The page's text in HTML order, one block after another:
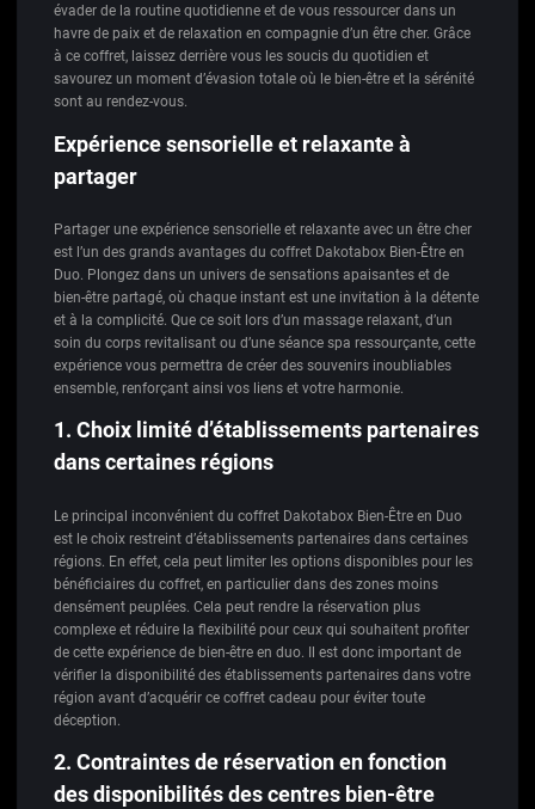
évader de la routine quotidienne et de vous ressourcer dans un
havre de paix et de relaxation en compagnie d’un être cher. Grâce
à ce coffret, laissez derrière vous les soucis du quotidien et
savourez un moment d’évasion totale où le bien-être et la sérénité
sont au rendez-vous.
Expérience sensorielle et relaxante à
partager
Partager une expérience sensorielle et relaxante avec un être cher
est l’un des grands avantages du coffret Dakotabox Bien-Être en
Duo. Plongez dans un univers de sensations apaisantes et de
bien-être partagé, où chaque instant est une invitation à la détente
et à la complicité. Que ce soit lors d’un massage relaxant, d’un
soin du corps revitalisant ou d’une séance spa ressourçante, cette
expérience vous permettra de créer des souvenirs inoubliables
ensemble, renforçant ainsi vos liens et votre harmonie.
1. Choix limité d’établissements partenaires
dans certaines régions
Le principal inconvénient du coffret Dakotabox Bien-Être en Duo
est le choix restreint d’établissements partenaires dans certaines
régions. En effet, cela peut limiter les options disponibles pour les
bénéficiaires du coffret, en particulier dans des zones moins
densément peuplées. Cela peut rendre la réservation plus
complexe et réduire la flexibilité pour ceux qui souhaitent profiter
de cette expérience de bien-être en duo. Il est donc important de
vérifier la disponibilité des établissements partenaires dans votre
région avant d’acquérir ce coffret cadeau pour éviter toute
déception.
2. Contraintes de réservation en fonction
des disponibilités des centres bien-être